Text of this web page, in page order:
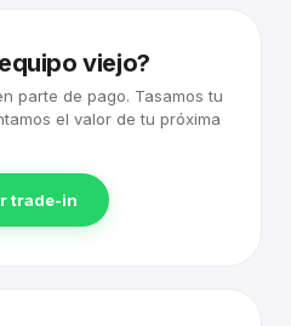
viejo?
parte de pago. Tasamos tu
el valor de tu próxima
trade-in